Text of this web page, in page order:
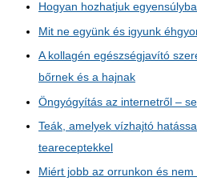
Hogyan hozhatjuk
Mit ne együnk és igyunk
A kollagén egészségjavító
bőrnek és a hajnak
Öngyógyítás az internetről –
Teák, amelyek vízhajtó
teareceptekkel
Miért jobb az orrunkon és